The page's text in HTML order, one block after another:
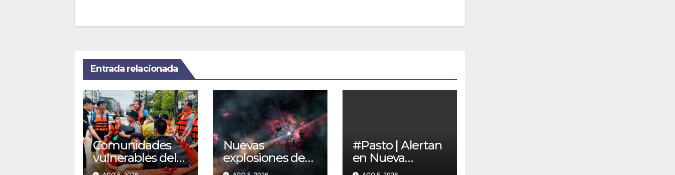
entradas
Entrada relacionada
Comunidades
vulnerables del
sureste asiático
Nuevas
explosiones de
rayos gamma
#Pasto | Alertan
en Nueva
Aranda por